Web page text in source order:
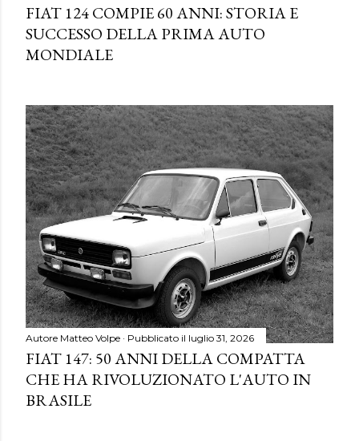
FIAT 124 COMPIE 60 ANNI: STORIA E
SUCCESSO DELLA PRIMA AUTO
MONDIALE
Autore Matteo Volpe Pubblicato il luglio 31, 2026
FIAT 147: 50 ANNI DELLA COMPATTA
CHE HA RIVOLUZIONATO L'AUTO IN
BRASILE